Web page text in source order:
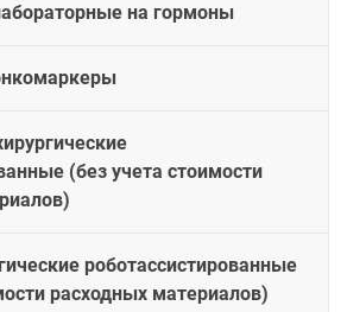
на гормоны
(без учета стоимости
роботассистированные
расходных материалов)